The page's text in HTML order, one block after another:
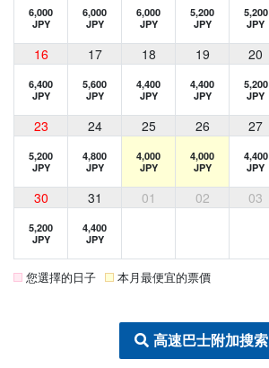
6,000
JPY
6,000
JPY
6,000
JPY
5,200
JPY
5,200
JPY
16 17 18 19 20
6,400
JPY
5,600
JPY
4,400
JPY
4,400
JPY
5,200
JPY
23 24 25 26 27
5,200
JPY
4,800
JPY
4,000
JPY
4,000
JPY
4,400
JPY
30 31 01 02 03
5,200
JPY
4,400
JPY
您選擇的日子 本月最便宜的票價
高速巴士附加搜索